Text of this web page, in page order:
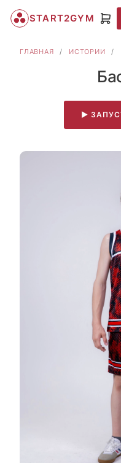
START2GYM
ГЛАВНАЯ / ИСТОРИИ /
▶